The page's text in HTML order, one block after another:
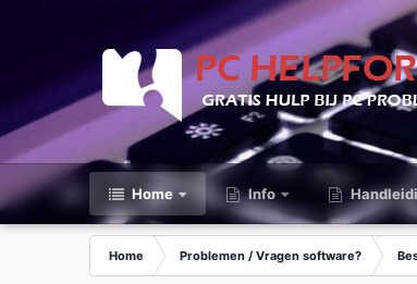
Home Info
Home Problemen / Vragen software?